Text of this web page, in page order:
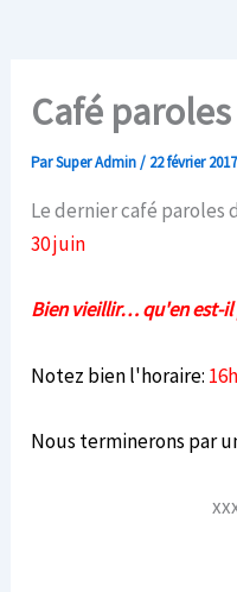
Café
ParSuper Admin/ 22 février 2017
Le dernier café paroles
30 juin
Bien vieillir… qu'en est-il
Notez bien l'horaire:
Nous terminerons par